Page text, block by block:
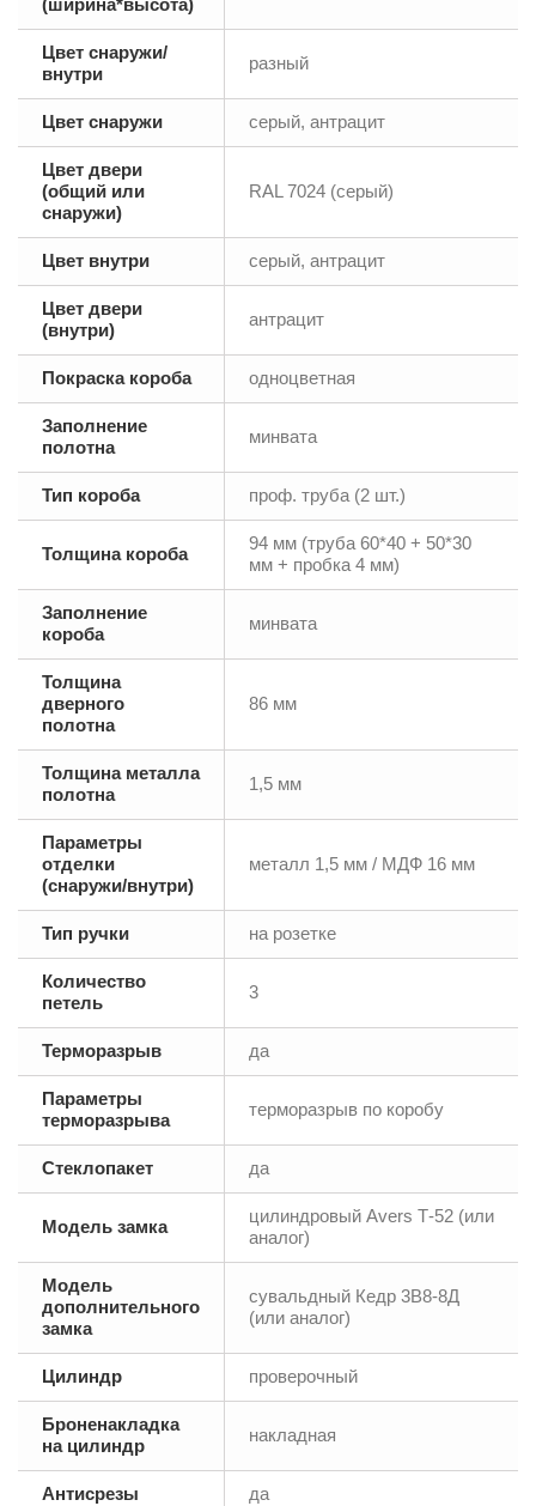
(ширина*высота)
Цвет снаружи/
внутри
разный
Цвет снаружи серый, антрацит
Цвет двери
(общий или
снаружи)
RAL 7024 (серый)
Цвет внутри серый, антрацит
Цвет двери
(внутри)
антрацит
Покраска короба одноцветная
Заполнение
полотна
минвата
Тип короба проф. труба (2 шт.)
Толщина короба
94 мм (труба 60*40 + 50*30
мм + пробка 4 мм)
Заполнение
короба
минвата
Толщина
дверного
полотна
86 мм
Толщина металла
полотна
1,5 мм
Параметры
отделки
(снаружи/внутри)
металл 1,5 мм / МДФ 16 мм
Тип ручки на розетке
Количество
петель
3
Терморазрыв да
Параметры
терморазрыва
терморазрыв по коробу
Стеклопакет да
Модель замка
цилиндровый Avers Т-52 (или
аналог)
Модель
дополнительного
замка
сувальдный Кедр 3В8-8Д
(или аналог)
Цилиндр проверочный
Броненакладка
на цилиндр
накладная
Антисрезы да